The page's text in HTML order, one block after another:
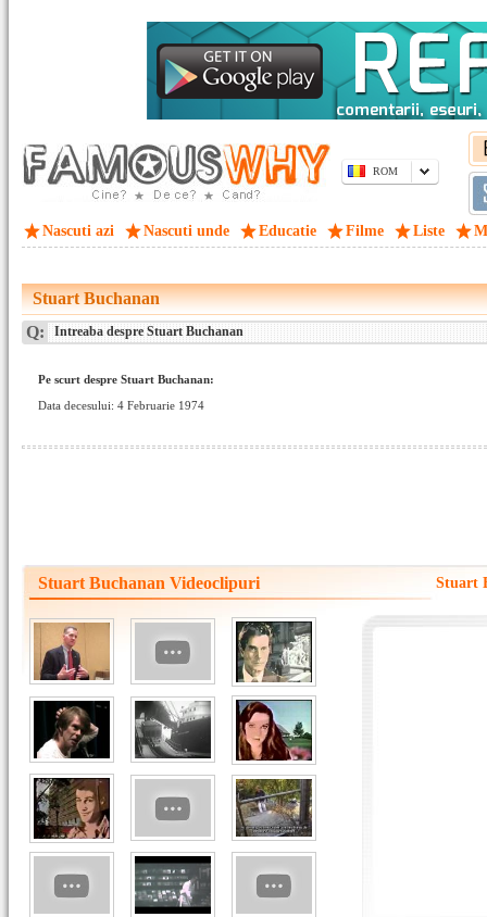
ROM
Nascuti azi Nascuti unde Educatie Filme Liste
Stuart Buchanan
Q: Intreaba despre Stuart Buchanan
Pe scurt despre Stuart Buchanan:
Data decesului: 4 Februarie 1974
Stuart Buchanan Videoclipuri Stuart